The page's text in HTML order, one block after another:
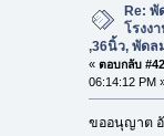
Re: พั
โรงง
,36นิ้ว, พัดล
« ตอบกลับ
06:14:12 PM
ขออนุญาต